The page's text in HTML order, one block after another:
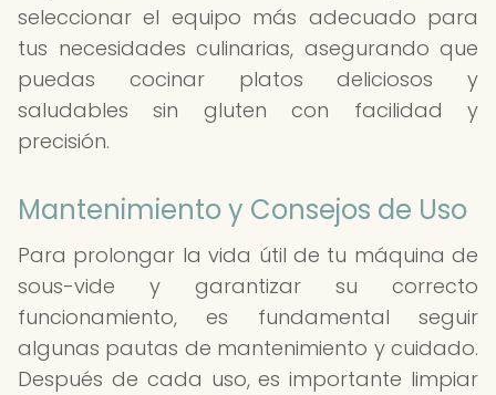
seleccionar el equipo más adecuado para
tus necesidades culinarias, asegurando que
puedas cocinar platos deliciosos y
saludables sin gluten con facilidad y
precisión.
Mantenimiento y Consejos de Uso
Para prolongar la vida útil de tu máquina de
sous-vide y garantizar su correcto
funcionamiento, es fundamental seguir
algunas pautas de mantenimiento y cuidado.
Después de cada uso, es importante limpiar